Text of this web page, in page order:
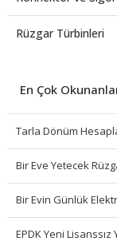
Rüzgar Türbinleri
En Çok
Tarla Dönüm
Bir Eve Yetecek
Bir Evin Günlük
EPDK Yeni